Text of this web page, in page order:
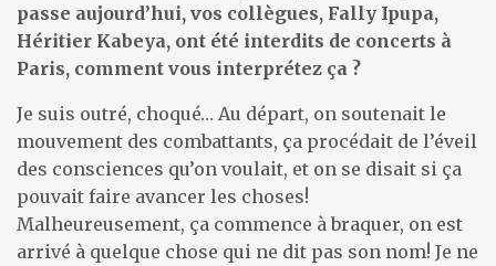
passe aujourd’hui, vos collègues, Fally Ipupa,
Héritier Kabeya, ont été interdits de concerts à
Paris, comment vous interprétez ça ?
Je suis outré, choqué… Au départ, on soutenait le
mouvement des combattants, ça procédait de l’éveil
des consciences qu’on voulait, et on se disait si ça
pouvait faire avancer les choses!
Malheureusement, ça commence à braquer, on est
arrivé à quelque chose qui ne dit pas son nom! Je ne